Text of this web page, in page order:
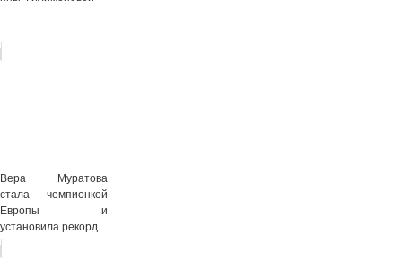
Вера Муратова
стала чемпионкой
Европы и
установила рекорд